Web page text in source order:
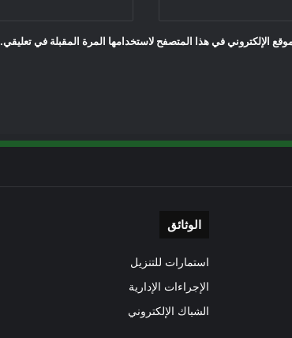
الإلكتروني في هذا المتصفح لاستخدامها المرة المقبلة في تعليقي.
الوثائق
استمارات للتنزيل
الإجراءات الإدارية
الشباك الإلكتروني